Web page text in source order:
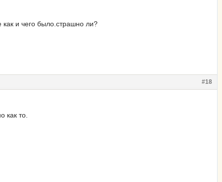
и чего было.страшно ли?
#18
как то.